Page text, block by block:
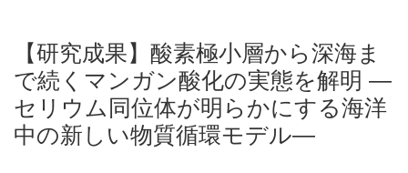
【研究成果】酸素極小層から深海ま
で続くマンガン酸化の実態を解明 ―
セリウム同位体が明らかにする海洋
中の新しい物質循環モデル―